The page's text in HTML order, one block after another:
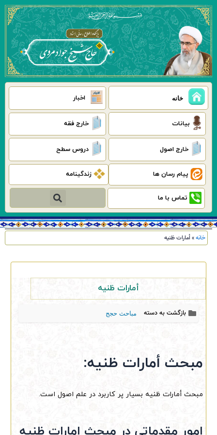
پرش
محتوا
خانه اخبار
بیانات خارج فقه
خارج اصول دروس سطح
پیام رسان ها زندگینامه
تماس با ما جستجو
خانه»أمارات ظنیه
أمارات ظنیه
بازگشت به دسته مباحث حجج
مبحث أمارات ظنیه:
مبحث أمارات ظنیه بسیار پر کاربرد در علم اصول است.
امور مقدماتی در مبحث امارات ظنیه